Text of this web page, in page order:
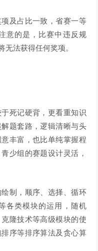
及占比一致，省赛一等
意的是，比赛中违反规
无法获得任何奖项。
死记硬背，更看重知识
题套路，逻辑清晰与头
丰富，也比单纯掌握程
少组的赛题设计灵活，
制，顺序、选择、循环
各类模块的运用，随机
隆技术等高级模块的使
序等排序算法及贪心算